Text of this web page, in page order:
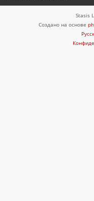
Stasis
Создано на основе